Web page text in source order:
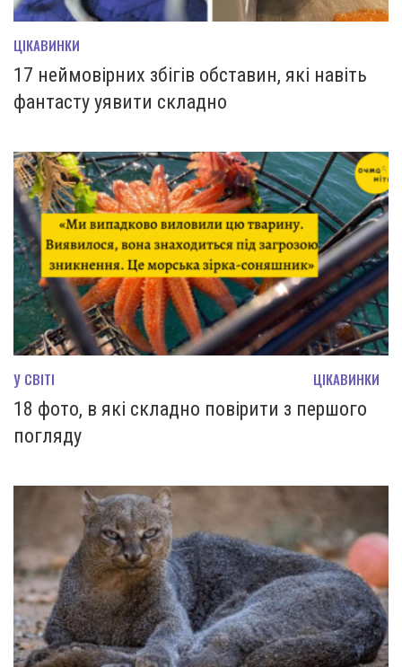
ЦІКАВИНКИ
17 неймовірних збігів обставин, які навіть
фантасту уявити складно
У СВІТІ ЦІКАВИНКИ
18 фото, в які складно повірити з першого
погляду